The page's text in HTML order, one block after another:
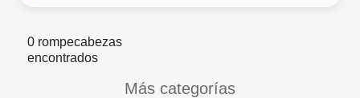
0 rompecabezas
encontrados
Más categorías